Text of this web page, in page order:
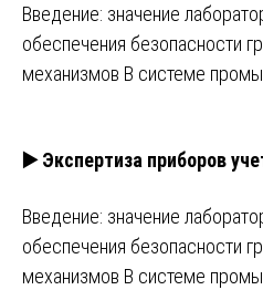
Введение: значение
обеспечения безопасности
механизмов В системе
▶️ Экспертиза приборов
Введение: значение
обеспечения безопасности
механизмов В системе